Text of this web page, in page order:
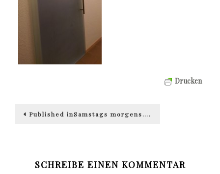
Drucken
Beitragsnavigation
Published inSamstags morgens….
SCHREIBE EINEN KOMMENTAR